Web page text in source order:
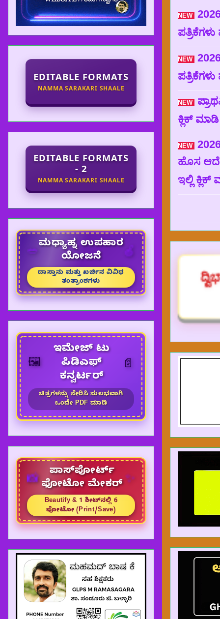
NEW
NEW
NEW
ಕ್ಲಿಕ್
NEW
ಹೊಸ
ಇಲ್ಲಿ ಕ್ಲಿಕ್
EDITABLE FORMATS
NAMMA SARAKARI SHAALE
EDITABLE FORMATS
- 2
NAMMA SARAKARI SHAALE
🥗ಮಧ್ಯಾಹ್ನ ಉಪಹಾರ
ಯೋಜನೆ
🍎
ದಾಸ್ತಾನು ಮತ್ತು ಖರ್ಚಿನ ವಿವಿಧ
ತಂತ್ರಾಂಶಗಳು
🖼️
ಇಮೇಜ್ ಟು
ಪಿಡಿಎಫ್
ಕನ್ವರ್ಟರ್
📄
ಚಿತ್ರಗಳನ್ನು ಸೇರಿಸಿ ಸುಲಭವಾಗಿ
ಒಂದೇ PDF ಮಾಡಿ
📸
ಪಾಸ್‌ಪೋರ್ಟ್
ಫೋಟೋ ಮೇಕರ್ ✨
Beautify & 1 ಶೀಟ್‌ನಲ್ಲಿ 6
ಫೋಟೋ (Print/Save)